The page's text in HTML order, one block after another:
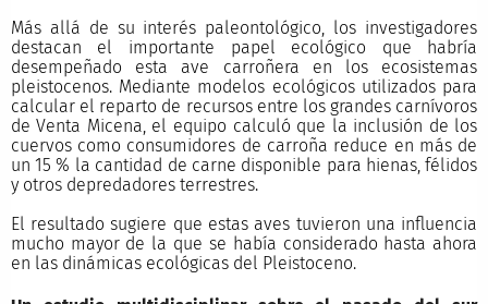
Más allá de su interés paleontológico, los investigadores
destacan el importante papel ecológico que habría
desempeñado esta ave carroñera en los ecosistemas
pleistocenos. Mediante modelos ecológicos utilizados para
calcular el reparto de recursos entre los grandes carnívoros
de Venta Micena, el equipo calculó que la inclusión de los
cuervos como consumidores de carroña reduce en más de
un 15 % la cantidad de carne disponible para hienas, félidos
y otros depredadores terrestres.
El resultado sugiere que estas aves tuvieron una influencia
mucho mayor de la que se había considerado hasta ahora
en las dinámicas ecológicas del Pleistoceno.